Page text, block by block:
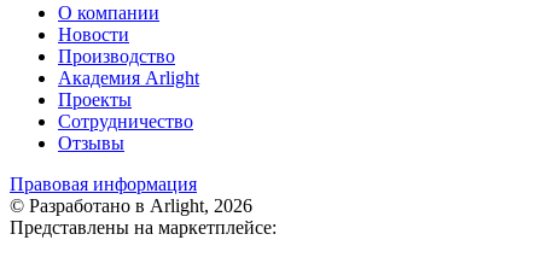
О компании
Новости
Производство
Академия Arlight
Проекты
Сотрудничество
Отзывы
Правовая информация
© Разработано в Arlight, 2026
Представлены на маркетплейсе: